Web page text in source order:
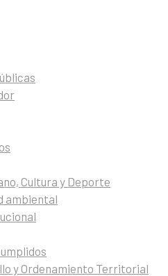
Cultura y Deporte
ambiental
y Ordenamiento Territorial